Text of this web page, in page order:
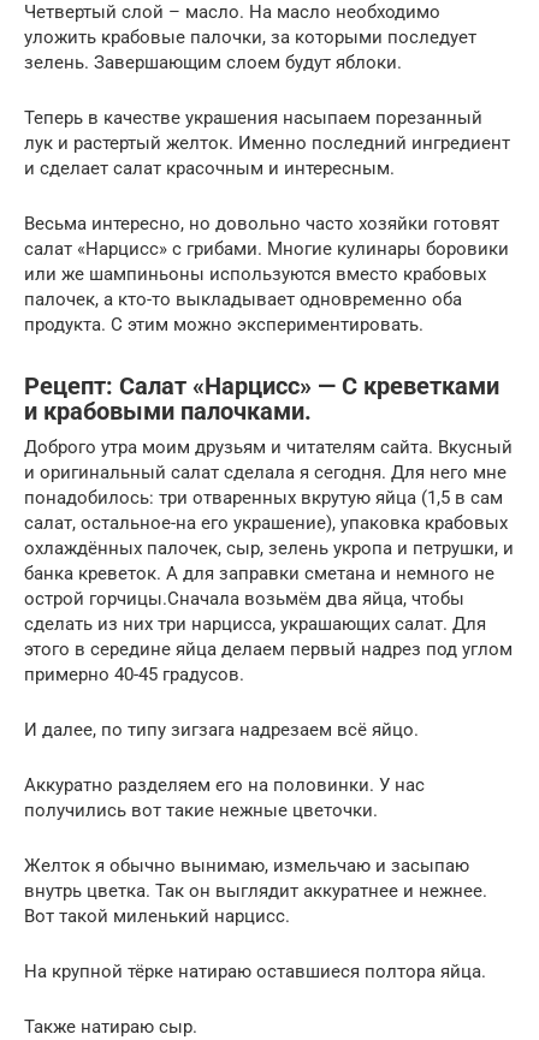
Четвертый слой – масло. На масло необходимо
уложить крабовые палочки, за которыми последует
зелень. Завершающим слоем будут яблоки.
Теперь в качестве украшения насыпаем порезанный
лук и растертый желток. Именно последний ингредиент
и сделает салат красочным и интересным.
Весьма интересно, но довольно часто хозяйки готовят
салат «Нарцисс» с грибами. Многие кулинары боровики
или же шампиньоны используются вместо крабовых
палочек, а кто-то выкладывает одновременно оба
продукта. С этим можно экспериментировать.
Рецепт: Салат «Нарцисс» — С креветками
и крабовыми палочками.
Доброго утра моим друзьям и читателям сайта. Вкусный
и оригинальный салат сделала я сегодня. Для него мне
понадобилось: три отваренных вкрутую яйца (1,5 в сам
салат, остальное-на его украшение), упаковка крабовых
охлаждённых палочек, сыр, зелень укропа и петрушки, и
банка креветок. А для заправки сметана и немного не
острой горчицы.Сначала возьмём два яйца, чтобы
сделать из них три нарцисса, украшающих салат. Для
этого в середине яйца делаем первый надрез под углом
примерно 40-45 градусов.
И далее, по типу зигзага надрезаем всё яйцо.
Аккуратно разделяем его на половинки. У нас
получились вот такие нежные цветочки.
Желток я обычно вынимаю, измельчаю и засыпаю
внутрь цветка. Так он выглядит аккуратнее и нежнее.
Вот такой миленький нарцисс.
На крупной тёрке натираю оставшиеся полтора яйца.
Также натираю сыр.